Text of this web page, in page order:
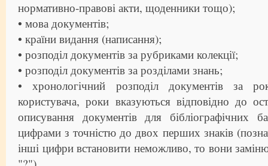
нормативно-правові акти, щоденники тощо);
• мова документів;
• країни видання (написання);
• розподіл документів за рубриками колекції;
• розподіл документів за розділами знань;
• хронологічний розподіл документів за
користувача, роки вказуються відповідно до
описування документів для бібліографічних
цифрами з точністю до двох перших знаків
інші цифри встановити неможливо, то вони